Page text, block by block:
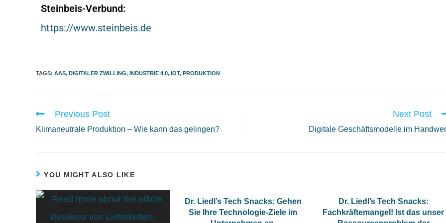
Steinbeis-Verbund:
https://www.steinbeis.de
TAGS: AAS, DIGITALER ZWILLING, INDUSTRIE 4.0, IOT, PRODUKTION
Previous Post
Klimaneutrale Produktion – Wie kann das gelingen?
Next Post
Digitale Geschäftsmodelle im
YOU MIGHT ALSO LIKE
Dr. Liedl’s Tech Snacks: Gehen
Sie Ihre Technologie-Ziele im
Dr. Liedl’s Tech Snacks:
Fachkräftemangel! Ist das unser